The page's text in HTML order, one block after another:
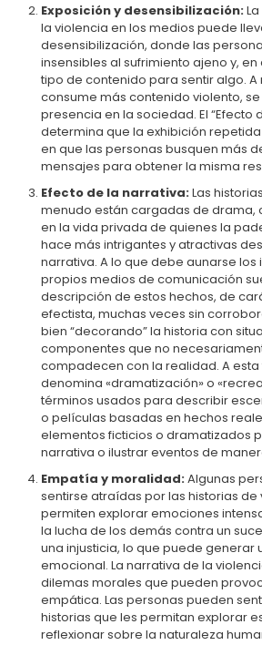
Exposición y desensibilización:
la violencia en los medios puede
desensibilización, donde las
insensibles al sufrimiento ajeno y,
tipo de contenido para sentir algo.
consume más contenido violento,
presencia en la sociedad. El “Efecto
determina que la exhibición
en que las personas busquen más
mensajes para obtener la misma
Efecto de la narrativa:Las
menudo están cargadas de drama,
en la vida privada de quienes la
hace más intrigantes y atractivas
narrativa. A lo que debe aunarse
propios medios de comunicación
descripción de estos hechos, de
efectista, muchas veces sin
bien “decorando” la historia con
componentes que no
compadecen con la realidad. A esta
denomina «dramatización» o
términos usados para describir
o películas basadas en hechos
elementos ficticios o dramatizados
narrativa o ilustrar eventos de
Empatía y moralidad:Algunas
sentirse atraídas por las historias
permiten explorar emociones
la lucha de los demás contra un
una injusticia, lo que puede generar
emocional. La narrativa de la
dilemas morales que pueden
empática. Las personas pueden
historias que les permitan explorar
reflexionar sobre la naturaleza